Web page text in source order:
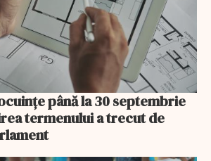
până la 30 septembrie
termenului a trecut de